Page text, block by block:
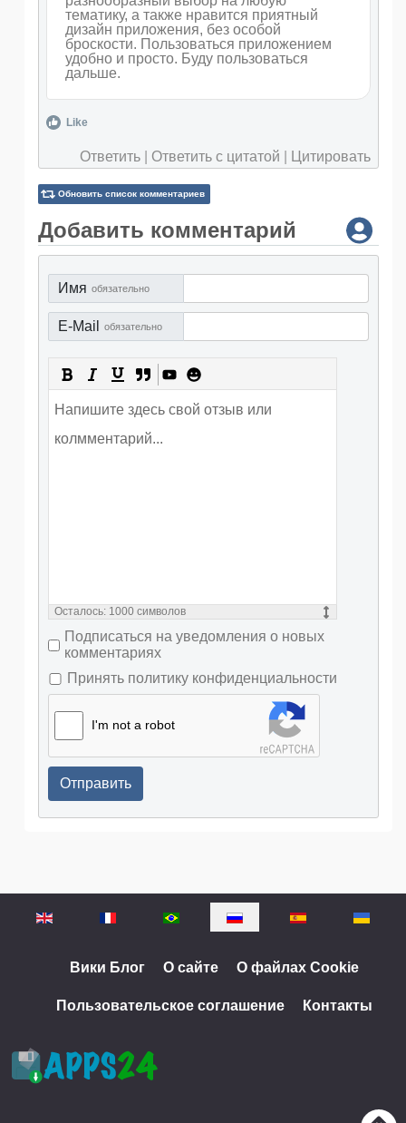
тематику, а также нравится приятный
дизайн приложения, без особой
броскости. Пользоваться приложением
удобно и просто. Буду пользоваться
дальше.
Like
Ответить Ответить с цитатой Цитировать
Обновить список комментариев
Добавить комментарий
Имя обязательно
E-Mail обязательно
Осталось: 1000 символов
Подписаться на уведомления о новых
комментариях
Принять политику конфиденциальности
I'm not a robot
Отправить
Выберите язык
Вики Блог О сайте О файлах Cookie
Пользовательское соглашение Контакты